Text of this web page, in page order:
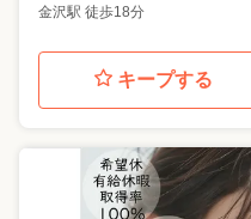
金沢駅 徒歩18分
キープする